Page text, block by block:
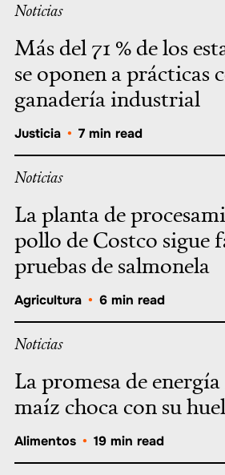
Noticias
Más del 71 % de los
se oponen a prácticas
ganadería industrial
Justicia • 7 min read
Noticias
La planta de
pollo de Costco sigue
pruebas de salmonela
Agricultura • 6 min read
Noticias
La promesa de
maíz choca con su
Alimentos • 19 min read